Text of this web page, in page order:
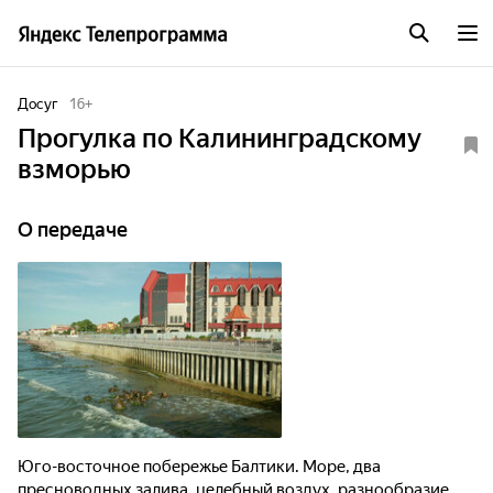
Досуг 16+
Прогулка по Калининградскому
взморью
О передаче
Юго-восточное побережье Балтики. Море, два